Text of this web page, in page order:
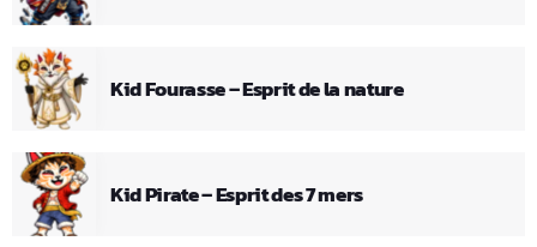
Kid Fourasse – Esprit de la nature
Kid Pirate – Esprit des 7 mers